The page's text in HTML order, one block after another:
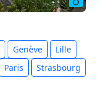
Genève
Lille
Paris
Strasbourg